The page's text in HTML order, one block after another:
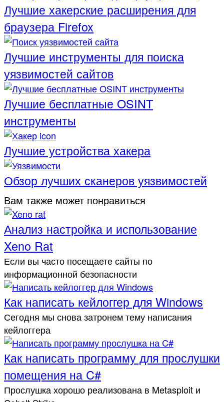
Лучшие хакерские расширения для
браузера Firefox
Лучшие инструменты для поиска
уязвимостей сайтов
Лучшие бесплатные OSINT
инструменты
Лучшие устройства хакера
Обзор лучших сканеров уязвимостей
Вам также может понравиться
Анализ настройка и использование
Xeno Rat
Если вы часто посещаете сайты по
информационной безопасности
Как написать кейлоггер для Windows
Сегодня мы снова затронем тему написания
кейлоггера
Как написать программу для прослушки
помещения на C#
Прослушка хорошо реализована в Metasploit и